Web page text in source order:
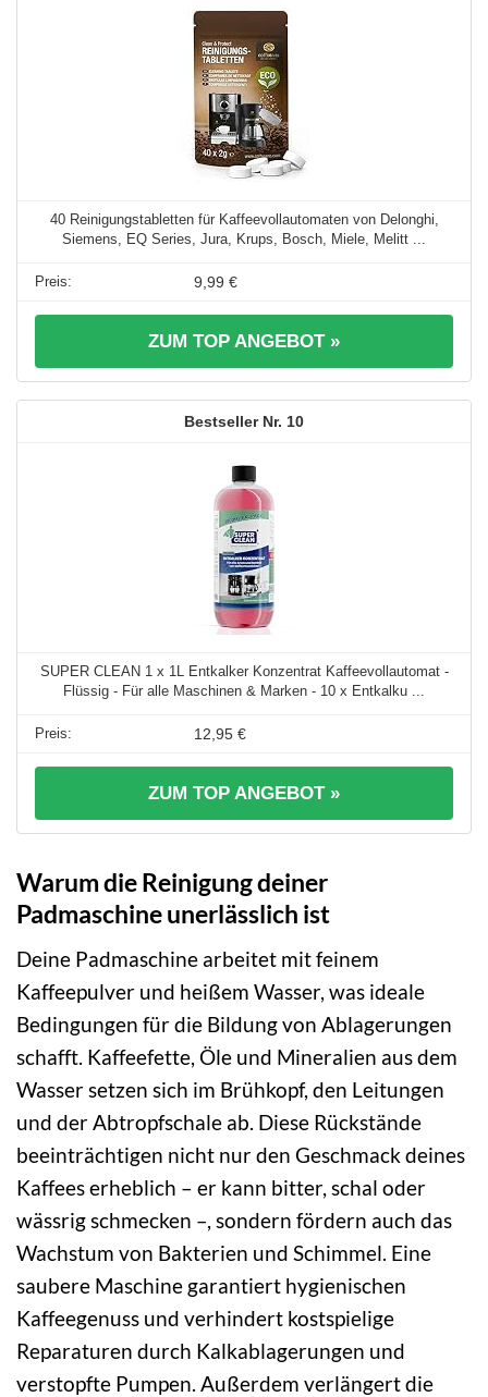
40 Reinigungstabletten für Kaffeevollautomaten von Delonghi,
Siemens, EQ Series, Jura, Krups, Bosch, Miele, Melitt ...
9,99 €
ZUM TOP ANGEBOT »
10
SUPER CLEAN 1 x 1L Entkalker Konzentrat Kaffeevollautomat -
Flüssig - Für alle Maschinen & Marken - 10 x Entkalku ...
12,95 €
ZUM TOP ANGEBOT »
Warum die Reinigung deiner
Padmaschine unerlässlich ist
Deine Padmaschine arbeitet mit feinem
Kaffeepulver und heißem Wasser, was ideale
Bedingungen für die Bildung von Ablagerungen
schafft. Kaffeefette, Öle und Mineralien aus dem
Wasser setzen sich im Brühkopf, den Leitungen
und der Abtropfschale ab. Diese Rückstände
beeinträchtigen nicht nur den Geschmack deines
Kaffees erheblich – er kann bitter, schal oder
wässrig schmecken –, sondern fördern auch das
Wachstum von Bakterien und Schimmel. Eine
saubere Maschine garantiert hygienischen
Kaffeegenuss und verhindert kostspielige
Reparaturen durch Kalkablagerungen und
verstopfte Pumpen. Außerdem verlängert die